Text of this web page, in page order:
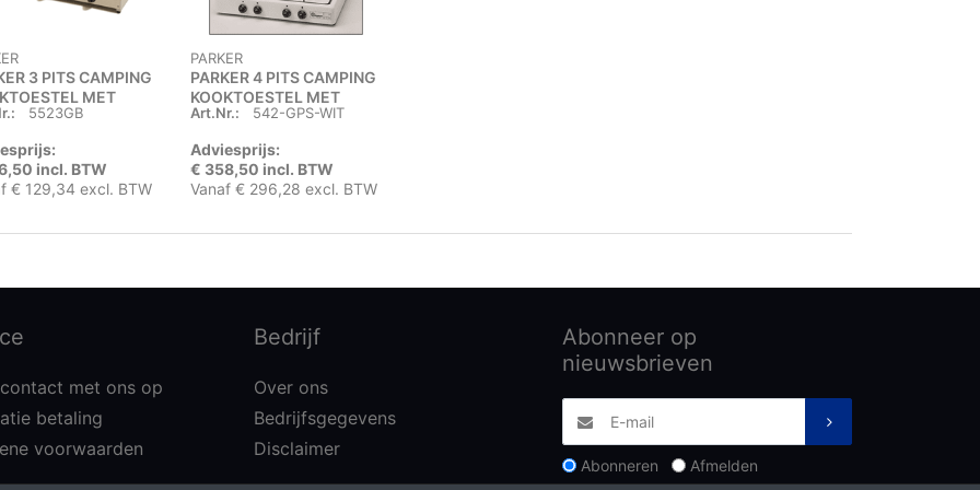
3 PITS CAMPING
MET
5523GB
incl. BTW
€ 129,34 excl. BTW
PARKER
PARKER 4 PITS CAMPING
KOOKTOESTEL MET
DEKSEL
Art.Nr.: 542-GPS-WIT
Adviesprijs:
€ 358,50 incl. BTW
Vanaf € 296,28 excl. BTW
met ons op
betaling
voorwaarden
Bedrijf
Over ons
Bedrijfsgegevens
Disclaimer
Abonneer op
nieuwsbrieven
Abonneren Afmelden